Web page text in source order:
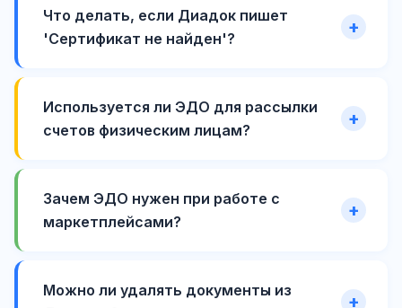
Что делать, если Диадок пишет
'Сертификат не найден'?
Используется ли ЭДО для рассылки
счетов физическим лицам?
Зачем ЭДО нужен при работе с
маркетплейсами?
Можно ли удалять документы из